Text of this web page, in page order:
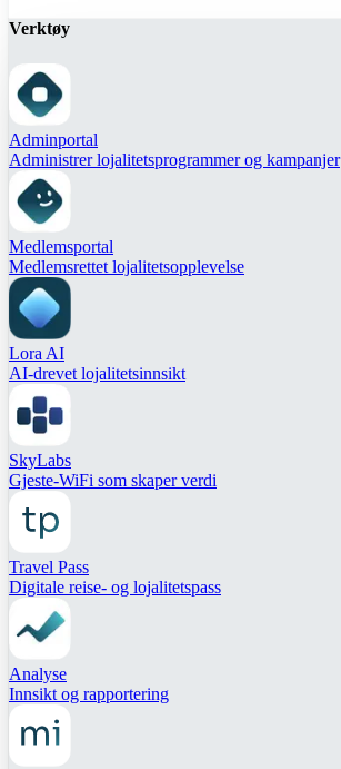
Verktøy
Adminportal
Administrer lojalitetsprogrammer og kampanjer
Medlemsportal
Medlemsrettet lojalitetsopplevelse
Lora AI
AI-drevet lojalitetsinnsikt
SkyLabs
Gjeste-WiFi som skaper verdi
Travel Pass
Digitale reise- og lojalitetspass
Analyse
Innsikt og rapportering